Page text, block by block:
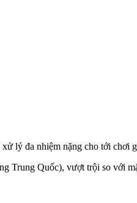
lý đa nhiệm nặng cho tới chơi
Trung Quốc), vượt trội so với